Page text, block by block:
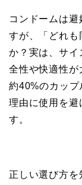
コンドームは
すが、「どれも
か？実は、サイ
全性や快適性が
約40%のカップ
理由に使用を避
す。
正しい選び方